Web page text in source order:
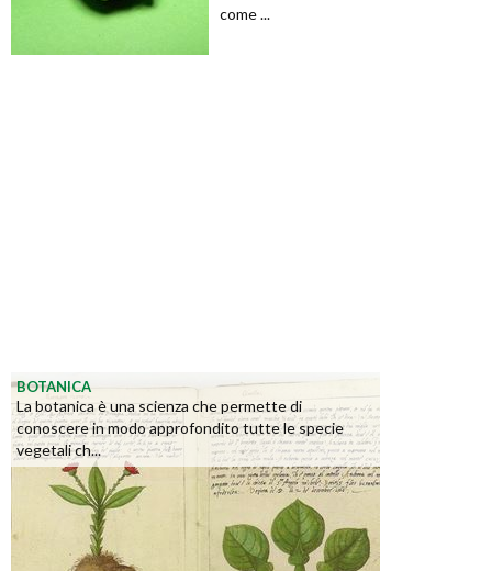
come ...
BOTANICA
La botanica è una scienza che permette di
conoscere in modo approfondito tutte le specie
vegetali ch...